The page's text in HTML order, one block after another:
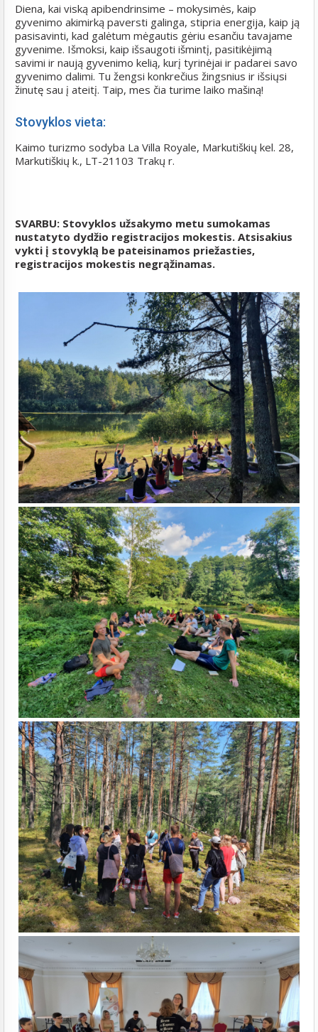
Diena, kai viską apibendrinsime – mokysimės, kaip
gyvenimo akimirką paversti galinga, stipria energija, kaip ją
pasisavinti, kad galėtum mėgautis gėriu esančiu tavajame
gyvenime. Išmoksi, kaip išsaugoti išmintį, pasitikėjimą
savimi ir naują gyvenimo kelią, kurį tyrinėjai ir padarei savo
gyvenimo dalimi. Tu žengsi konkrečius žingsnius ir išsiųsi
žinutę sau į ateitį. Taip, mes čia turime laiko mašiną!
Stovyklos vieta:
Kaimo turizmo sodyba La Villa Royale, Markutiškių kel. 28,
Markutiškių k., LT-21103 Trakų r.
SVARBU: Stovyklos užsakymo metu sumokamas
nustatyto dydžio registracijos mokestis. Atsisakius
vykti į stovyklą be pateisinamos priežasties,
registracijos mokestis negrąžinamas.